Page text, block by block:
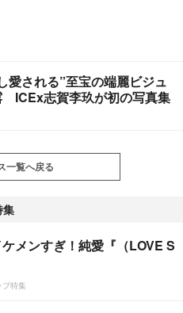
愛される”至宝の端麗ビジュ
ICEx志賀李玖が初の写真集
一覧へ戻る
集
メンすぎ！純愛『（LOVE S
プ特集